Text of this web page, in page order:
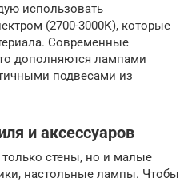
использовать
(2700-3000К), которые
Современные
дополняются лампами
подвесами из
и аксессуаров
стены, но и малые
настольные лампы. Чтобы